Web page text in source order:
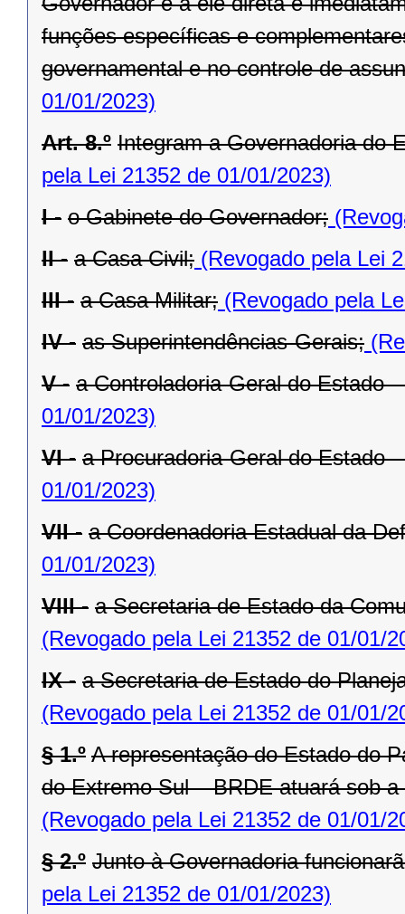
funções específicas e
governamental e no controle de
01/01/2023)
Art. 8.º Integram a Governadoria do
pela Lei 21352 de 01/01/2023)
I - o Gabinete do Governador;
II - a Casa Civil; (Revogado pela Lei
III - a Casa Militar; (Revogado pela
IV - as Superintendências-Gerais;
V - a Controladoria-Geral do Estado
01/01/2023)
VI - a Procuradoria-Geral do Estado
01/01/2023)
VII - a Coordenadoria Estadual da
01/01/2023)
VIII - a Secretaria de Estado da
(Revogado pela Lei 21352 de 01/01/
IX - a Secretaria de Estado do
(Revogado pela Lei 21352 de 01/01/
§ 1.º A representação do Estado do
do Extremo Sul – BRDE atuará sob
(Revogado pela Lei 21352 de 01/01/
§ 2.º Junto à Governadoria
pela Lei 21352 de 01/01/2023)